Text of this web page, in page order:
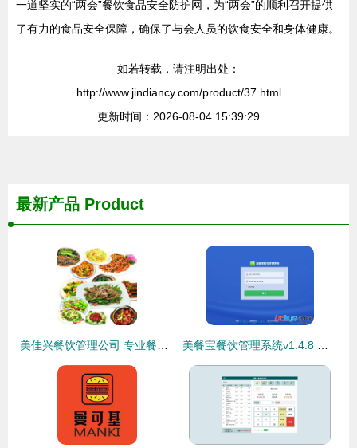
一道坚实的“两会”餐饮食品安全防护网，为“两会”的顺利召开提供
了有力的食品安全保障，确保了与会人员的饮食安全和身体健康。
如若转载，请注明出处：
http://www.jindiancy.com/product/37.html
更新时间：2026-08-04 15:39:29
最新产品 Product